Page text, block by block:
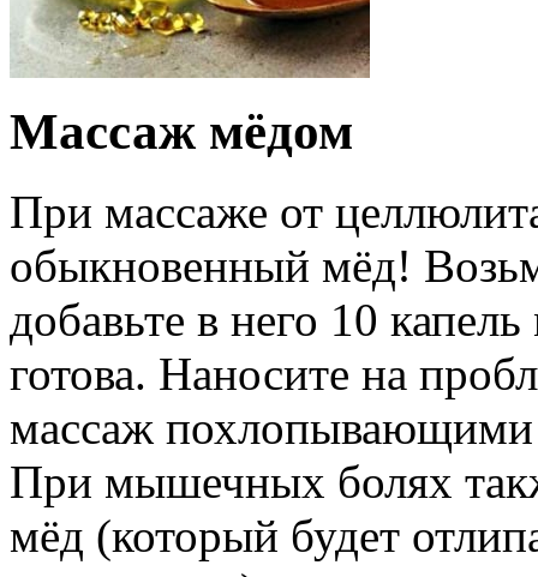
Массаж мёдом
При массаже от
обыкновенный мёд!
добавьте в него 10
готова. Наносите на
массаж
При мышечных болях
мёд (который будет